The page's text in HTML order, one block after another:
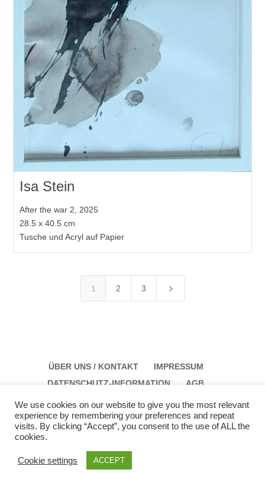
Isa Stein
After the war 2, 2025
28.5 x 40.5 cm
Tusche und Acryl auf Papier
1 2 3 5
ÜBER UNS / KONTAKT
IMPRESSUM
DATENSCHUTZ-INFORMATION
AGB
Öffungszeiten: Sonntag: 14:00 bis 17:00 Montag:
12:00 bis 15:00
We use cookies on our website to give you the most relevant
experience by remembering your preferences and repeat
visits. By clicking “Accept”, you consent to the use of ALL the
cookies.
Cookie settings ACCEPT